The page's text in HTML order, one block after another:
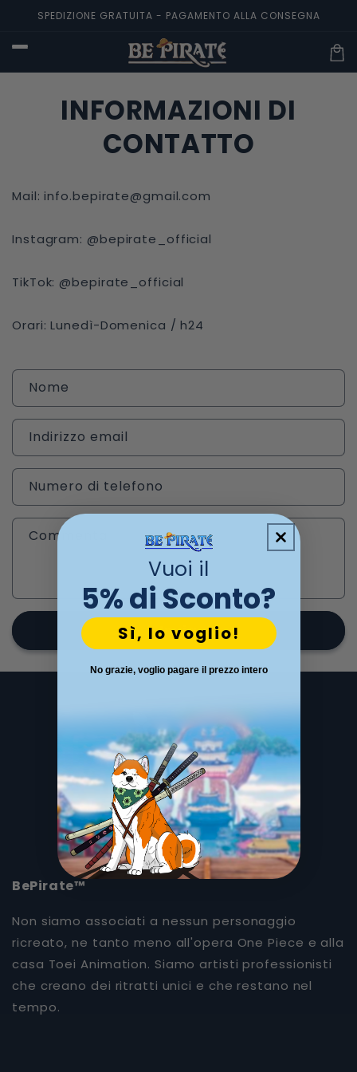
SPEDIZIONE GRATUITA - PAGAMENTO ALLA CONSEGNA
INFORMAZIONI DI
CONTATTO
Mail: info.bepirate@gmail.com
Instagram: @bepirate_official
TikTok: @bepirate_official
Orari: Lunedì-Domenica / h24
M
o
d
l
d
i
a
t
t
Nome
Indirizzo email
Numero di telefono
Commenta
Invia
BePirate™
Non siamo associati a nessun personaggio
ricreato, ne tanto meno all'opera One Piece e alla
casa Toei Animation. Siamo artisti professionisti
che creano dei ritratti unici e che restano nel
tempo.
Vuoi il
5% di Sconto?
Sì, lo voglio!
No grazie, voglio pagare il prezzo intero